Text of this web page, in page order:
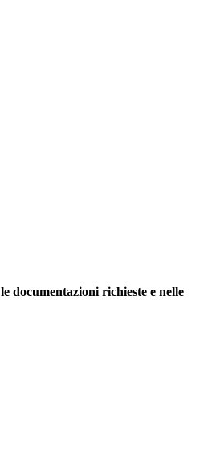
le documentazioni richieste e nelle